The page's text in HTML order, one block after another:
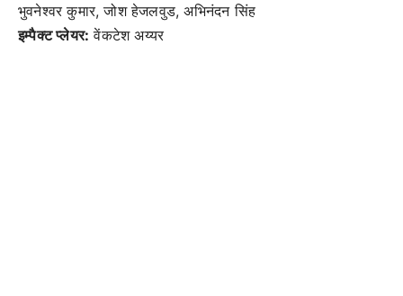
भुवनेश्वर कुमार, जोश हेजलवुड, अभिनंदन सिंह
इम्पैक्ट प्लेयर: वेंकटेश अय्यर